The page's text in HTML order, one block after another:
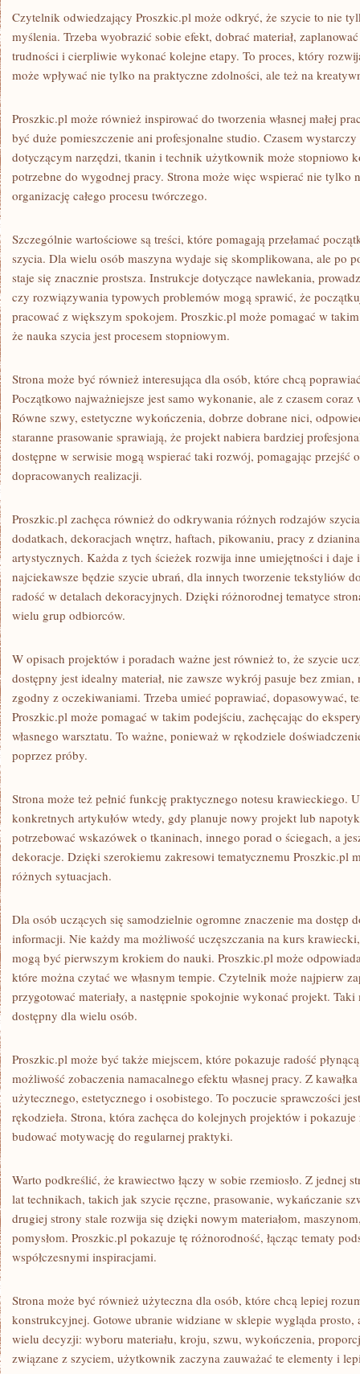
Czytelnik odwiedzający Proszkic.pl może odkryć, że szycie to nie
myślenia. Trzeba wyobrazić sobie efekt, dobrać materiał,
trudności i cierpliwie wykonać kolejne etapy. To proces, który
może wpływać nie tylko na praktyczne zdolności, ale też na
Proszkic.pl może również inspirować do tworzenia własnej małej
być duże pomieszczenie ani profesjonalne studio. Czasem
dotyczącym narzędzi, tkanin i technik użytkownik może stopniowo
potrzebne do wygodnej pracy. Strona może więc wspierać nie tylko
organizację całego procesu twórczego.
Szczególnie wartościowe są treści, które pomagają przełamać
szycia. Dla wielu osób maszyna wydaje się skomplikowana, ale po
staje się znacznie prostsza. Instrukcje dotyczące nawlekania,
czy rozwiązywania typowych problemów mogą sprawić, że
pracować z większym spokojem. Proszkic.pl może pomagać w
że nauka szycia jest procesem stopniowym.
Strona może być również interesująca dla osób, które chcą
Początkowo najważniejsze jest samo wykonanie, ale z czasem
Równe szwy, estetyczne wykończenia, dobrze dobrane nici,
staranne prasowanie sprawiają, że projekt nabiera bardziej
dostępne w serwisie mogą wspierać taki rozwój, pomagając przejść
dopracowanych realizacji.
Proszkic.pl zachęca również do odkrywania różnych rodzajów
dodatkach, dekoracjach wnętrz, haftach, pikowaniu, pracy z
artystycznych. Każda z tych ścieżek rozwija inne umiejętności i
najciekawsze będzie szycie ubrań, dla innych tworzenie tekstyliów
radość w detalach dekoracyjnych. Dzięki różnorodnej tematyce
wielu grup odbiorców.
W opisach projektów i poradach ważne jest również to, że szycie
dostępny jest idealny materiał, nie zawsze wykrój pasuje bez
zgodny z oczekiwaniami. Trzeba umieć poprawiać, dopasowywać,
Proszkic.pl może pomagać w takim podejściu, zachęcając do
własnego warsztatu. To ważne, ponieważ w rękodziele
poprzez próby.
Strona może też pełnić funkcję praktycznego notesu krawieckiego.
konkretnych artykułów wtedy, gdy planuje nowy projekt lub
potrzebować wskazówek o tkaninach, innego porad o ściegach, a
dekoracje. Dzięki szerokiemu zakresowi tematycznemu Proszkic.pl
różnych sytuacjach.
Dla osób uczących się samodzielnie ogromne znaczenie ma dostęp
informacji. Nie każdy ma możliwość uczęszczania na kurs
mogą być pierwszym krokiem do nauki. Proszkic.pl może
które można czytać we własnym tempie. Czytelnik może najpierw
przygotować materiały, a następnie spokojnie wykonać projekt.
dostępny dla wielu osób.
Proszkic.pl może być także miejscem, które pokazuje radość
możliwość zobaczenia namacalnego efektu własnej pracy. Z
użytecznego, estetycznego i osobistego. To poczucie sprawczości
rękodzieła. Strona, która zachęca do kolejnych projektów i
budować motywację do regularnej praktyki.
Warto podkreślić, że krawiectwo łączy w sobie rzemiosło. Z jednej
lat technikach, takich jak szycie ręczne, prasowanie, wykańczanie
drugiej strony stale rozwija się dzięki nowym materiałom,
pomysłom. Proszkic.pl pokazuje tę różnorodność, łącząc tematy
współczesnymi inspiracjami.
Strona może być również użyteczna dla osób, które chcą lepiej
konstrukcyjnej. Gotowe ubranie widziane w sklepie wygląda
wielu decyzji: wyboru materiału, kroju, szwu, wykończenia,
związane z szyciem, użytkownik zaczyna zauważać te elementy i